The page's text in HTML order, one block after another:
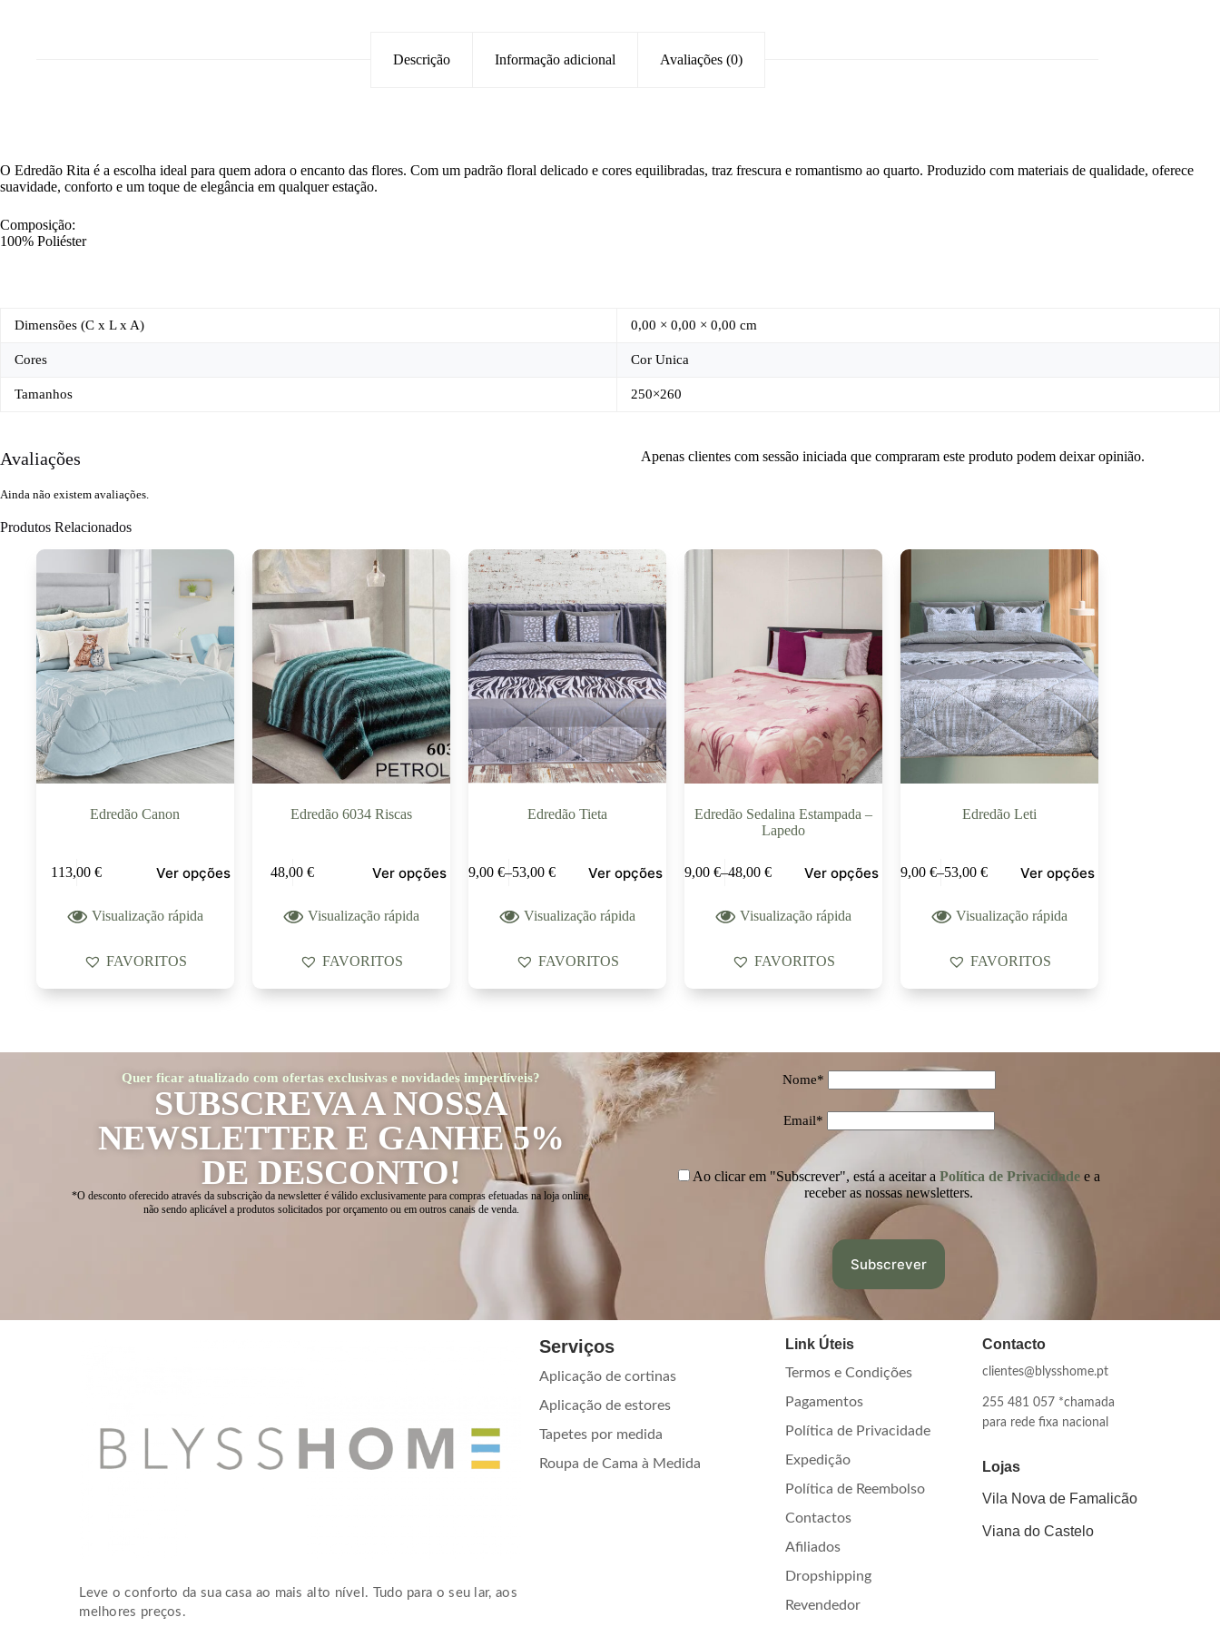
Descrição Informação adicional Avaliações (0)
O Edredão Rita é a escolha ideal para quem adora o encanto das flores. Com um padrão floral delicado e cores equilibradas, traz frescura e romantismo ao quarto. Produzido com materiais de qualidade, oferece
suavidade, conforto e um toque de elegância em qualquer estação.
Composição:
100% Poliéster
Dimensões (C x L x A) 0,00 × 0,00 × 0,00 cm
Cores Cor Unica
Tamanhos 250×260
Avaliações
Ainda não existem avaliações.
Apenas clientes com sessão iniciada que compraram este produto podem deixar opinião.
Produtos Relacionados
Edredão Canon
113,00€ Ver opções
Visualização rápida
FAVORITOS
Edredão 6034 Riscas
48,00€ Ver opções
Visualização rápida
FAVORITOS
Edredão Tieta
49,00€–53,00€ Ver opções
Visualização rápida
FAVORITOS
Edredão Sedalina Estampada –
Lapedo
39,00€–48,00€ Ver opções
Visualização rápida
FAVORITOS
Edredão Leti
49,00€–53,00€ Ver opções
Visualização rápida
FAVORITOS
Quer ficar atualizado com ofertas exclusivas e novidades imperdíveis?
SUBSCREVA A NOSSA
NEWSLETTER E GANHE 5%
DE DESCONTO!
*O desconto oferecido através da subscrição da newsletter é válido exclusivamente para compras efetuadas na loja online,
não sendo aplicável a produtos solicitados por orçamento ou em outros canais de venda.
Nome*
Email*
Ao clicar em "Subscrever", está a aceitar a Política de Privacidadee a
receber as nossas newsletters.
Leve o conforto da sua casa ao mais alto nível. Tudo para o seu lar, aos
melhores preços.
Serviços
Aplicação de cortinas
Aplicação de estores
Tapetes por medida
Roupa de Cama à Medida
Link Úteis
Termos e Condições
Pagamentos
Política de Privacidade
Expedição
Política de Reembolso
Contactos
Afiliados
Dropshipping
Revendedor
Contacto
clientes@blysshome.pt
255 481 057 *chamada
para rede fixa nacional
Lojas
Vila Nova de Famalicão
Viana do Castelo